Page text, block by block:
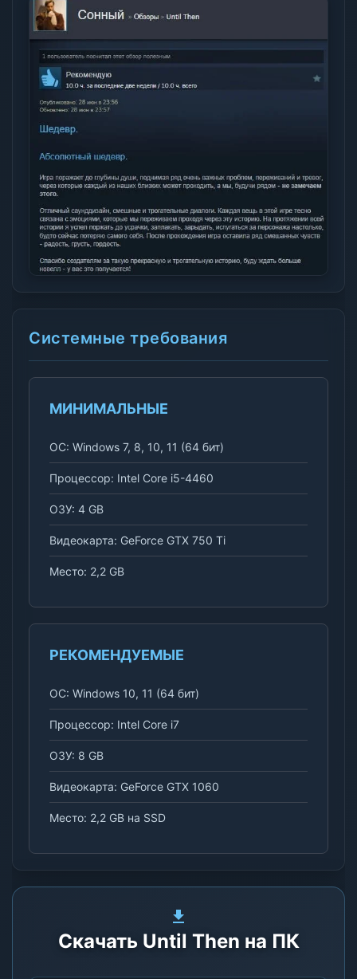
Системные требования
МИНИМАЛЬНЫЕ
ОС: Windows 7, 8, 10, 11 (64 бит)
Процессор: Intel Core i5-4460
ОЗУ: 4 GB
Видеокарта: GeForce GTX 750 Ti
Место: 2,2 GB
РЕКОМЕНДУЕМЫЕ
ОС: Windows 10, 11 (64 бит)
Процессор: Intel Core i7
ОЗУ: 8 GB
Видеокарта: GeForce GTX 1060
Место: 2,2 GB на SSD
Скачать Until Then на ПК